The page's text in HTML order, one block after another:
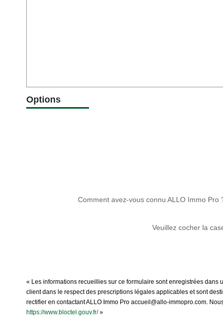
Options
Comment avez-vous connu ALLO Immo Pro
Veuillez cocher la
« Les informations recueillies sur ce formulaire sont enregistrées
client dans le respect des prescriptions légales applicables et sont
rectifier en contactant ALLO Immo Pro accueil@allo-immopro.com.
https://www.bloctel.gouv.fr/»